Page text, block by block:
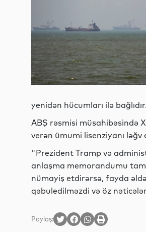
yenidən hücumları ilə bağlıdır.
ABŞ rəsmisi müsahibəsində
verən ümumi lisenziyanı
"Prezident Tramp və
anlaşma memorandumu
nümayiş etdirərsə, fayda
qəbuledilməzdi və öz
Paylaş: